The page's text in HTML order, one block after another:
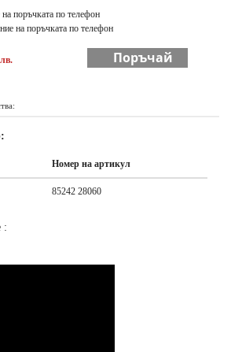
поръчката по телефон
на поръчката по телефон
Поръчай
Номер на артикул
85242 28060
: